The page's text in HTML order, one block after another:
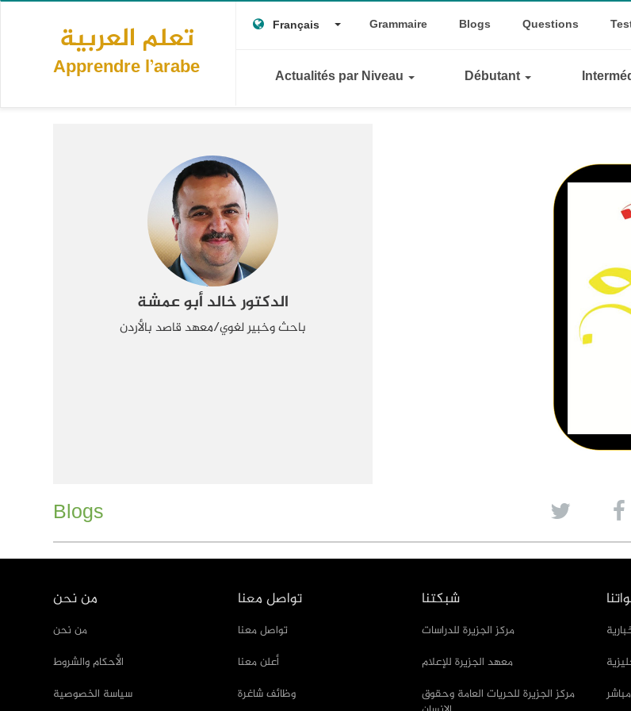
Aller
تعلم العربية
Apprendre l’arabe
Français Toggle Dropdown
Top
Grammaire Blogs Questions
Main
navigation
Actualités par Niveau Débutant
الدكتور خالد أبو عمشة
باحث وخبير لغوي/معهد قاصد بالأردن
Blogs
من نحن
من نحن
الأحكام والشروط
سياسة الخصوصية
تواصل معنا
تواصل معنا
أعلن معنا
وظائف شاغرة
شبكتنا
مركز الجزيرة للدراسات
معهد الجزيرة للإعلام
مركز الجزيرة للحريات العامة وحقوق